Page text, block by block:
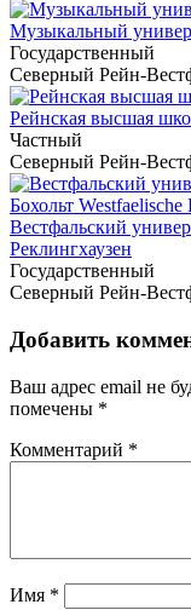
Музыкальный
Государственный
Северный Рейн-
Рейнская высшая
Частный
Северный Рейн-
Вестфальский
Реклингхаузен
Государственный
Северный Рейн-
Добавить
Ваш адрес email не
помечены *
Комментарий *
Имя *